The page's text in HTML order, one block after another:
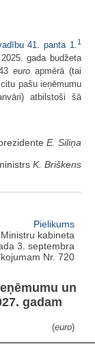
41. panta 1.1
gada budžeta
euro apmērā (tai
pašu ieņēmumu
atbilstoši šā
E. Siliņa
K. Briškens
Pielikums
Ministru kabineta
3. septembra
Nr. 720
un
gadam
(euro)